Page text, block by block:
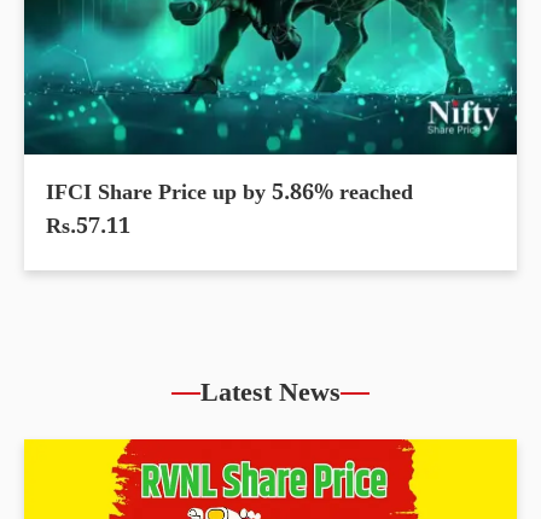
IFCI Share Price up by 5.86% reached
Rs.57.11
Latest News